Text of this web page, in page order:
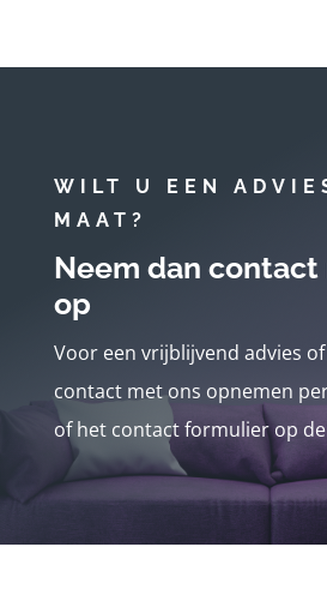
WILT U EEN
MAAT?
Neem dan contact
op
Voor een vrijblijvend advies
contact met ons opnemen
of het contact formulier op